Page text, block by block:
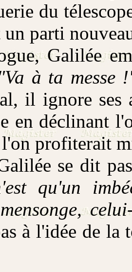
du
un parti
Galilée
"Va à ta messe
il ignore ses
en déclinant
profiterait
se dit
qu'un
à l'idée de la